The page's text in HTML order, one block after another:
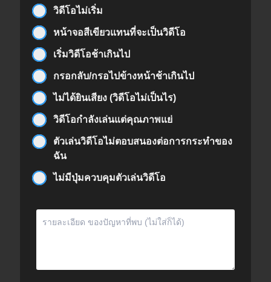
วิดีโอไม่เริ่ม
หน้าจอสีเขียวแทนที่จะเป็นวิดีโอ
เริ่มวิดีโอช้าเกินไป
กรอกลับ/กรอไปข้างหน้าช้าเกินไป
ไม่ได้ยินเสียง (วิดีโอไม่เป็นไร)
วิดีโอกำลังเล่นแต่คุณภาพแย่
ตัวเล่นวิดีโอไม่ตอบสนองต่อการกระทำของ
ฉัน
ไม่มีปุ่มควบคุมตัวเล่นวิดีโอ